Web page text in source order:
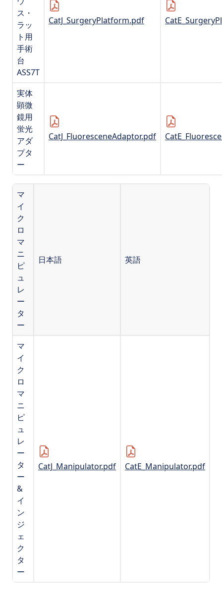
ス・
ラッ
ト用
手術
台
ASS7T
CatJ_SurgeryPlatform.pdf
実体
顕微
鏡用
蛍光
アダ
プタ
ー
CatJ_FluoresceneAdaptor.pdf
マ
イ
ク
ロ
マ
ニ
ピ
ュ
レ
ー
タ
ー
日本語 英語
マ
イ
ク
ロ
マ
ニ
ピ
ュ
レ
ー
タ
ー
&
イ
ン
ジ
ェ
ク
タ
ー
CatJ_Manipulator.pdf CatE_Manipulator.pdf